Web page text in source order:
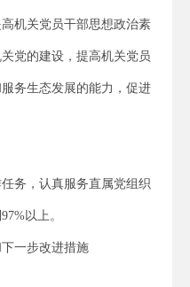
机关党员干部思想政治素
党的建设，提高机关党员
务生态发展的能力，促进
务，认真服务直属党组织
以上。
一步改进措施